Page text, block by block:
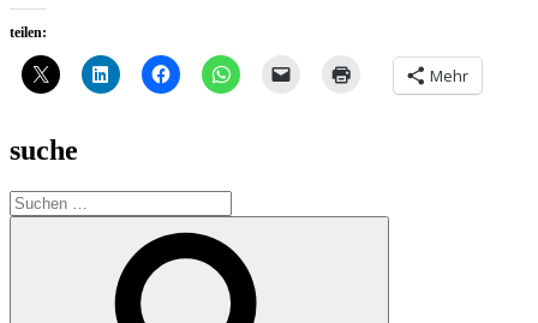
teilen:
Mehr
suche
Suche
nach: